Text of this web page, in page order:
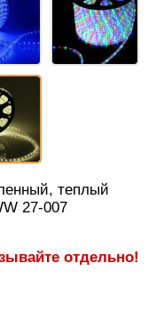
теплый
27-007
отдельно!